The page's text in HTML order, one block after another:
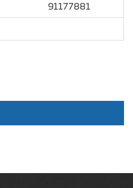
91177881